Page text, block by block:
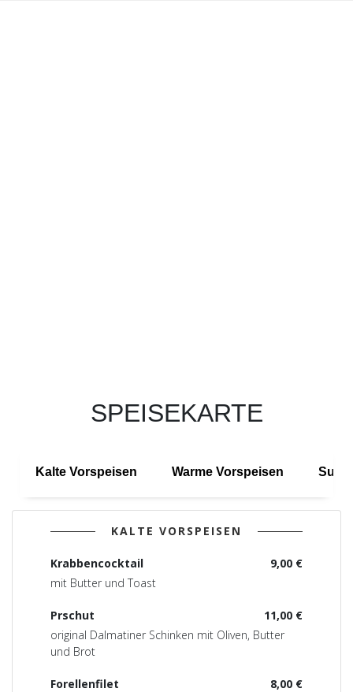
SPEISEKARTE
Kalte Vorspeisen Warme Vorspeisen
KALTE VORSPEISEN
9,00 €
Krabbencocktail
mit Butter und Toast
11,00 €
Prschut
original Dalmatiner Schinken mit Oliven, Butter
und Brot
8,00 €
Forellenfilet